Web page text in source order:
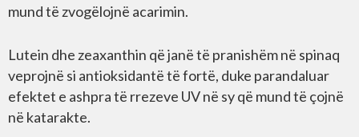
mund të zvogëlojnë acarimin.
Lutein dhe zeaxanthin që janë të pranishëm në spinaq
veprojnë si antioksidantë të fortë, duke parandaluar
efektet e ashpra të rrezeve UV në sy që mund të çojnë
në katarakte.